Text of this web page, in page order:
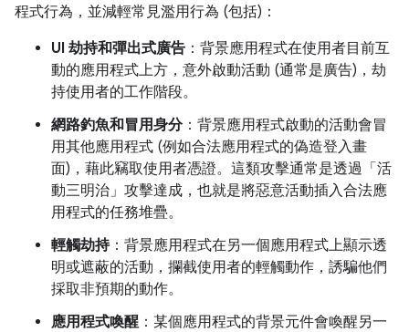
程式行為，並減輕常見濫用行為 (包括)：
UI 劫持和彈出式廣告 ：背景應用程式在使用者目前互
動的應用程式上方，意外啟動活動 (通常是廣告)，劫
持使用者的工作階段。
網路釣魚和冒用身分：背景應用程式啟動的活動會冒
用其他應用程式 (例如合法應用程式的偽造登入畫
面)，藉此竊取使用者憑證。這類攻擊通常是透過「活
動三明治」攻擊達成，也就是將惡意活動插入合法應
用程式的任務堆疊。
輕觸劫持：背景應用程式在另一個應用程式上顯示透
明或遮蔽的活動，攔截使用者的輕觸動作，誘騙他們
採取非預期的動作。
應用程式喚醒：某個應用程式的背景元件會喚醒另一